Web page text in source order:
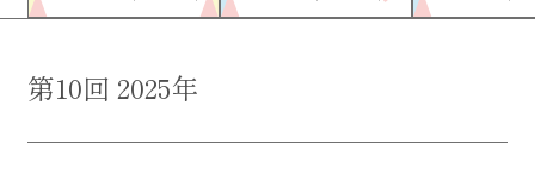
第10回 2025年